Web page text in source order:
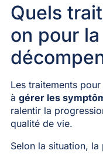
Quels
on pour
Les traitements
à gérer les
ralentir la
qualité de vie.
Selon la situation,